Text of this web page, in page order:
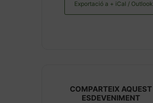
Exportació a + iCal / Outlook
COMPARTEIX AQUEST
ESDEVENIMENT